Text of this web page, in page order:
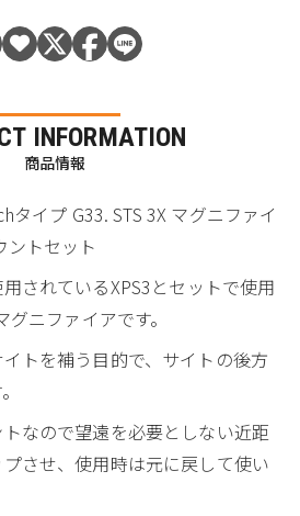
INFORMATION
商品情報
タイプ G33. STS 3X マグニファイ
ントセット
されているXPS3とセットで使用
ニファイアです。
トを補う目的で、サイトの後方
なので望遠を必要としない近距
させ、使用時は元に戻して使い